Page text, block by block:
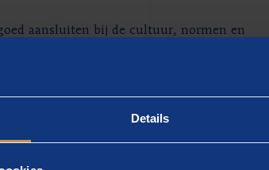
Details
aansluiten bij de cultuur, normen en
uw medewerkers excelleren, dan geldt dit